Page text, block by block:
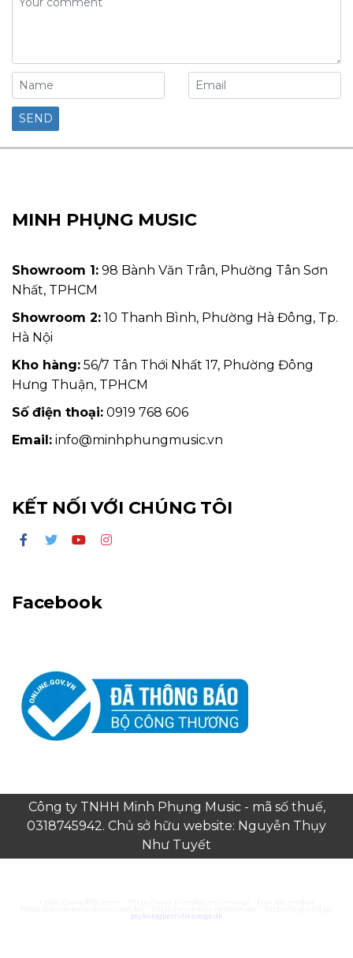
MINH PHỤNG MUSIC
Showroom 1: 98 Bành Văn Trân, Phường Tân Sơn
Nhất, TPHCM
Showroom 2: 10 Thanh Bình, Phường Hà Đông, Tp.
Hà Nội
Kho hàng: 56/7 Tân Thới Nhất 17, Phường Đông
Hưng Thuận, TPHCM
Số điện thoại: 0919 768 606
Email: info@minhphungmusic.vn
KẾT NỐI VỚI CHÚNG TÔI
Facebook
Công ty TNHH Minh Phụng Music - mã số thuế,
0318745942. Chủ sở hữu website: Nguyễn Thụy
Như Tuyết
psykologpernillezoega.dk